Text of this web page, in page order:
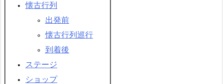
懐古行列
出発前
懐古行列巡行
到着後
ステージ
ショップ